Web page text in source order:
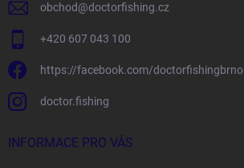
obchod@doctorfishing.cz
+420 607 043 100
https://facebook.com/doctorfishingbrno
doctor.fishing
INFORMACE PRO VÁS